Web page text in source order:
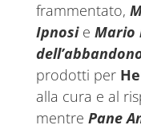
frammentato,
Ipnosi e Mario
prodotti per
alla cura e al
mentre Pane